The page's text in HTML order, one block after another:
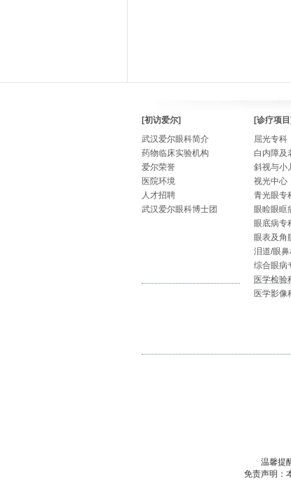
[初访爱尔]
武汉爱尔眼科简介
药物临床实验机构
爱尔荣誉
医院环境
人才招聘
武汉爱尔眼科博士团
[诊疗项目]
屈光专科
白内障及
斜视与小
视光中心
青光眼专
眼睑眼眶
眼底病专
眼表及角
泪道/眼
综合眼病
医学检验
医学影像
温馨提
免责声明：